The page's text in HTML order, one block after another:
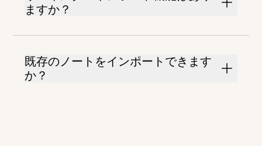
ますか？
既存のノートをインポートできます
か？